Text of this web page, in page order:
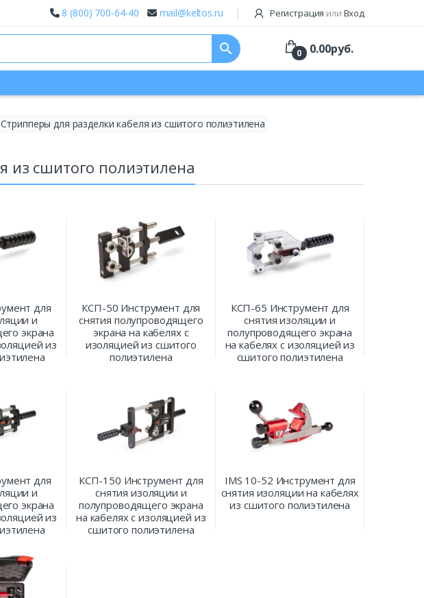
8 (800) 700-64-40 mail@keltos.ru Регистрация или Вход
search 0 0.00руб.
Стрипперы для разделки кабеля из сшитого полиэтилена
из сшитого полиэтилена
для
и
экрана
из
КСП-50 Инструмент для
снятия полупроводящего
экрана на кабелях с
изоляцией из сшитого
полиэтилена
КСП-65 Инструмент для
снятия изоляции и
полупроводящего экрана
на кабелях с изоляцией из
сшитого полиэтилена
для
и
экрана
из
КСП-150 Инструмент для
снятия изоляции и
полупроводящего экрана
на кабелях с изоляцией из
сшитого полиэтилена
IMS 10-52 Инструмент для
снятия изоляции на кабелях
из сшитого полиэтилена